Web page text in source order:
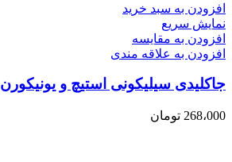
افزودن به سبد خرید
نمایش سریع
افزودن به مقایسه
افزودن به علاقه مندی
جاکلیدی سیلیکونی استیچ و یونیکورن
268،000 تومان